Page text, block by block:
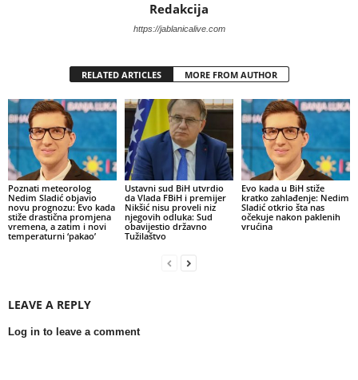
Redakcija
https://jablanicalive.com
RELATED ARTICLES MORE FROM AUTHOR
Poznati meteorolog
Nedim Sladić objavio
novu prognozu: Evo kada
stiže drastična promjena
vremena, a zatim i novi
temperaturni ‘pakao’
Ustavni sud BiH utvrdio
da Vlada FBiH i premijer
Nikšić nisu proveli niz
njegovih odluka: Sud
obavijestio državno
Tužilaštvo
Evo kada u BiH stiže
kratko zahlađenje: Nedim
Sladić otkrio šta nas
očekuje nakon paklenih
vrućina
LEAVE A REPLY
Log in to leave a comment